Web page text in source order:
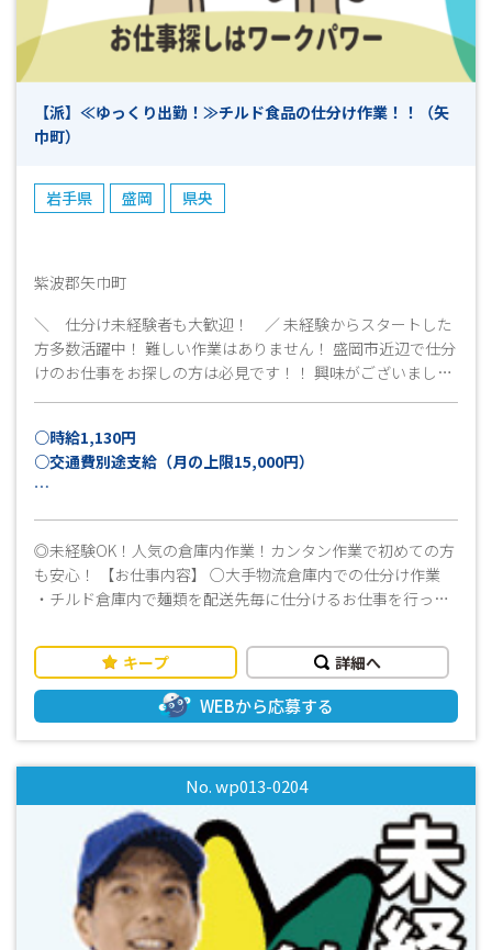
【派】≪ゆっくり出勤！≫チルド食品の仕分け作業！！（矢
巾町）
岩手県 盛岡 県央
紫波郡矢巾町
＼ 仕分け未経験者も大歓迎！ ／ 未経験からスタートした
方多数活躍中！ 難しい作業はありません！ 盛岡市近辺で仕分
けのお仕事をお探しの方は必見です！！ 興味がございました
ら、ご遠慮なくお問い合わせください。 ご応募心よりお待ち
○時給1,130円
○交通費別途支給（月の上限15,000円）
円の場合）
◎未経験OK！人気の倉庫内作業！カンタン作業で初めての方
も安心！ 【お仕事内容】 ○大手物流倉庫内での仕分け作業
・チルド倉庫内で麺類を配送先毎に仕分けるお仕事を行って
お願いします。 ≪ おすすめポイント！ ≫ ＼ 食品の仕分
け、ピッキングとシンプルな作業なのではじめての方も安
心！ ／ ◎経験、資格不問 ◎ブランクがある方、未経験の方
でも大丈夫！ ◎もちろん経験のある方も歓迎！ ◎優しい社員
さんがついているので安心♪ ◎当社スタッフも活躍中！ 就業
前に見学できます！ ・先輩スタッフが丁寧にサポートします
ので、未経験の方でもスムーズに始められます！ ・長期勤務
可能な方大歓迎 ・20～40代のスタッフ活躍中！ ・大型連休は
無いので、毎月安定してシフトに入れます！ ・週払いOK！お
仕事を始めてすぐの時や急な出費の時も安心です！ ・平日休
みも取れるのでお買い物にも行きやすい！ 見学だけでも可能
です！ ■まずはお気軽にお問い合わせください！■ 皆様か
らのご応募お待ちしております(^^)/
キープ 詳細へ
WEBから応募する
No. wp013-0204